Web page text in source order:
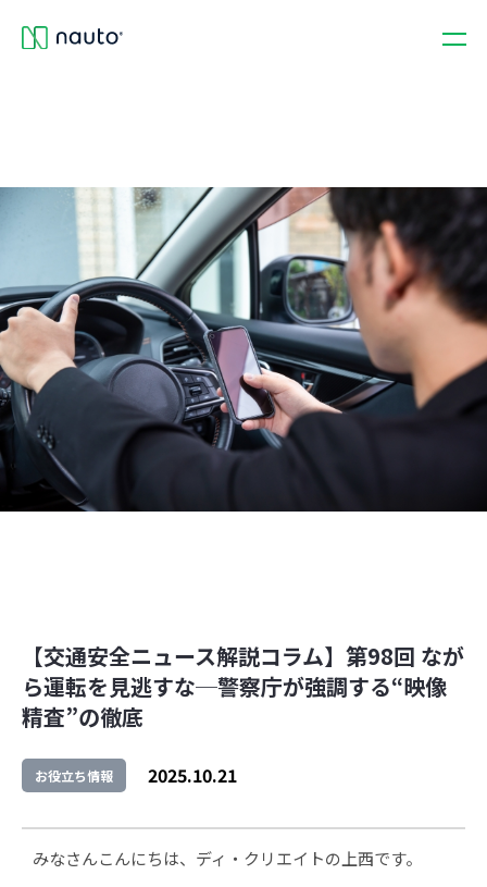
【交通安全ニュース解説コラム】第98回 なが
ら運転を見逃すな─警察庁が強調する“映像
精査”の徹底
お役立ち情報 2025.10.21
みなさんこんにちは、ディ・クリエイトの上西です。